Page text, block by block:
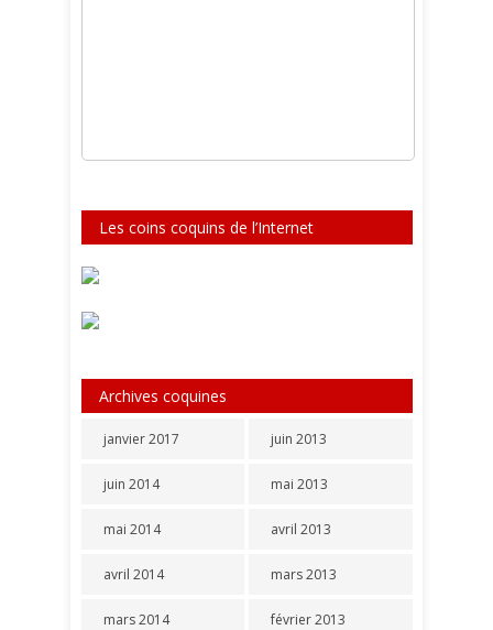
Les coins coquins de l’Internet
Archives coquines
janvier 2017
juin 2014
mai 2014
avril 2014
mars 2014
juin 2013
mai 2013
avril 2013
mars 2013
février 2013